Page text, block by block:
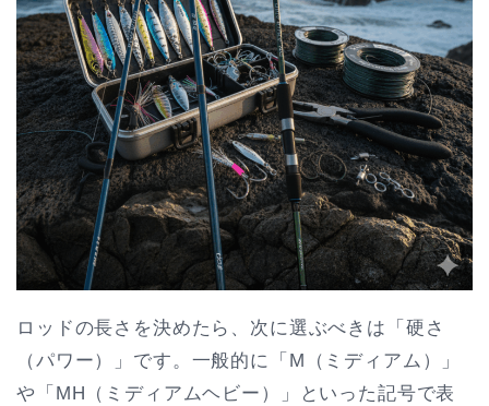
ロッドの長さを決めたら、次に選ぶべきは「硬さ
（パワー）」です。一般的に「M（ミディアム）」
や「MH（ミディアムヘビー）」といった記号で表